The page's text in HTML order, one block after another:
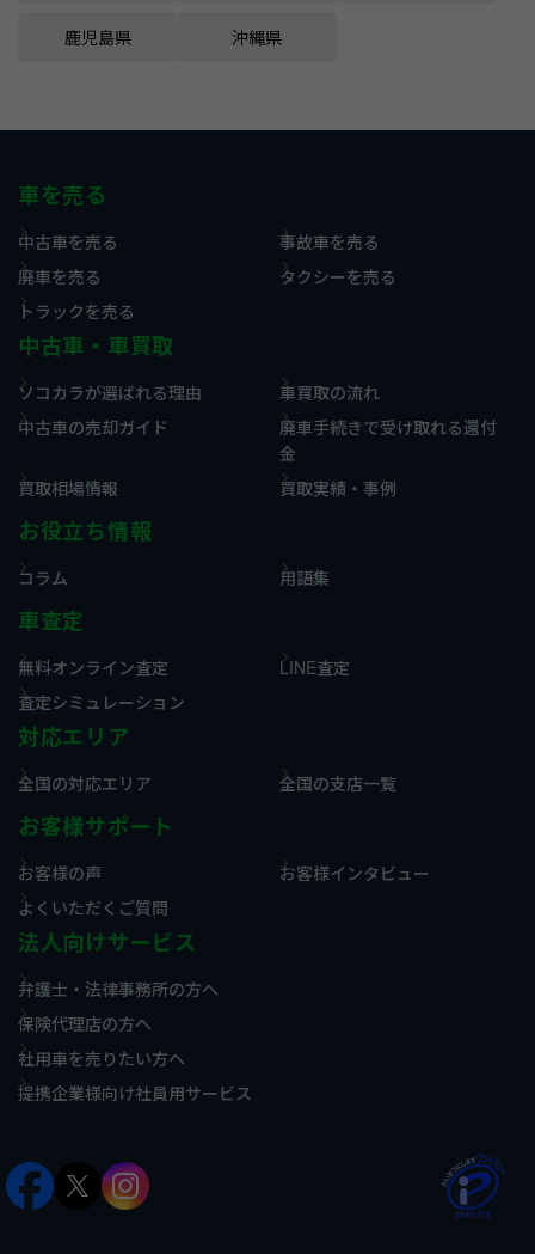
鹿児島県 沖縄県
車を売る
中古車を売る
事故車を売る
廃車を売る
タクシーを売る
トラックを売る
中古車・車買取
ソコカラが選ばれる理由
車買取の流れ
中古車の売却ガイド
廃車手続きで受け取れる還付
金
買取相場情報
買取実績・事例
お役立ち情報
コラム 用語集
車査定
無料オンライン査定
LINE査定
査定シミュレーション
対応エリア
全国の対応エリア 全国の支店一覧
お客様サポート
お客様の声
お客様インタビュー
よくいただくご質問
法人向けサービス
弁護士・法律事務所の方へ
保険代理店の方へ
社用車を売りたい方へ
提携企業様向け社員用サービス